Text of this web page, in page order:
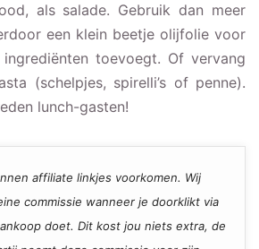
als salade. Gebruik dan meer
een klein beetje olijfolie voor
toevoegt. Of vervang
(schelpjes, spirelli’s of penne).
lunch-gasten!
affiliate linkjes voorkomen. Wij
commissie wanneer je doorklikt via
doet. Dit kost jou niets extra, de